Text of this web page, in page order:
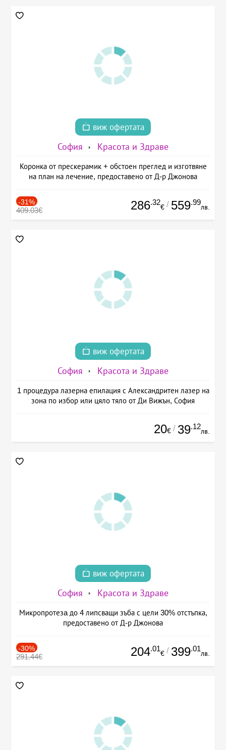
виж офертата
София Красота и Здраве
Коронка от прескерамик + обстоен преглед и изготвяне
на план на лечение, предоставено от Д-р Джонова
-31%
409.03€ 286.32
€ / 559.99
лв.
виж офертата
София Красота и Здраве
1 процедура лазерна епилация с Александритен лазер на
зона по избор или цяло тяло от Ди Вижън, София
20€ / 39.12
лв.
виж офертата
София Красота и Здраве
Микропротезa до 4 липсващи зъба с цели 30% отстъпка,
предоставено от Д-р Джонова
-30%
291.44€ 204.01
€ / 399.01
лв.